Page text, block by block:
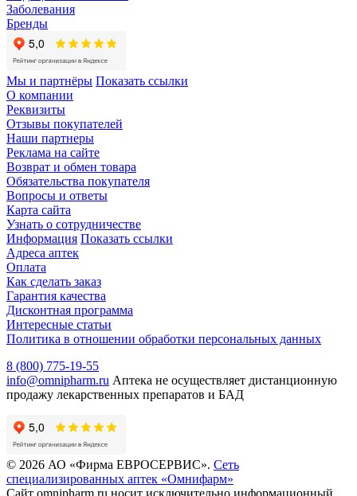
Заболевания
Бренды
Мы и партнёры Показать ссылки
О компании
Реквизиты
Отзывы покупателей
Наши партнеры
Реклама на сайте
Возврат и обмен товара
Обязательства покупателя
Вопросы и ответы
Карта сайта
Узнать о сотрудничестве
Информация Показать ссылки
Адреса аптек
Оплата
Как сделать заказ
Гарантия качества
Дисконтная программа
Интересные статьи
Политика в отношении обработки персональных данных
8 (800) 775-19-55
info@omnipharm.ru Аптека не осуществляет дистанционную
продажу лекарственных препаратов и БАД
© 2026 АО «Фирма ЕВРОСЕРВИС». Сеть
специализированных аптек «Омнифарм»
Сайт omnipharm.ru носит исключительно информационный